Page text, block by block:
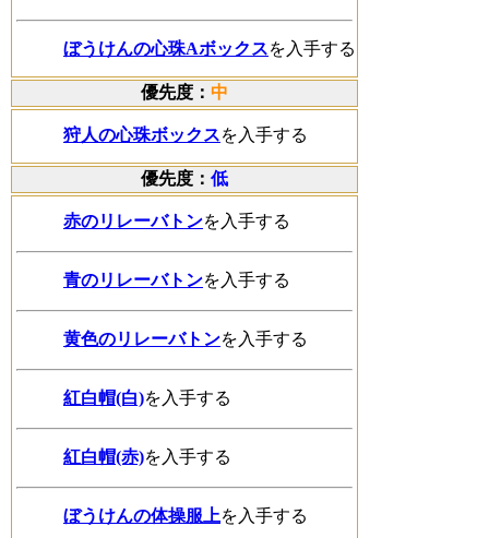
ぼうけんの心珠Aボックスを入手する
優先度： 中
狩人の心珠ボックスを入手する
優先度： 低
赤のリレーバトンを入手する
青のリレーバトンを入手する
黄色のリレーバトンを入手する
紅白帽(白)を入手する
紅白帽(赤)を入手する
ぼうけんの体操服上を入手する